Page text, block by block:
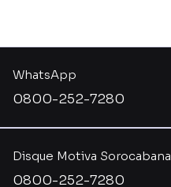
Disque Motiva Sorocabana
0800-252-7280
WhatsApp
0800-252-7280